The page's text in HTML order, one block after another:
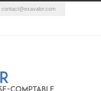
contact@exavalor.com